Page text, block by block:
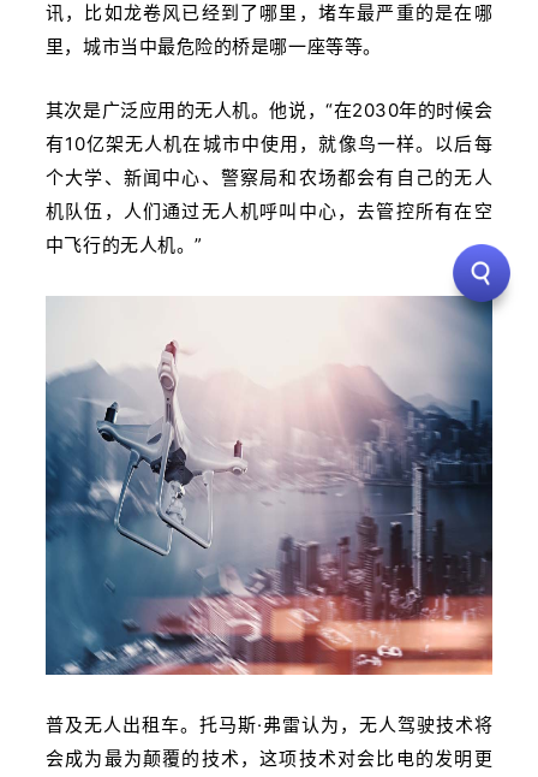
讯，比如龙卷风已经到了哪里，堵车最严重的是在哪
里，城市当中最危险的桥是哪一座等等。
其次是广泛应用的无人机。他说，“在2030年的时候会
有10亿架无人机在城市中使用，就像鸟一样。以后每
个大学、新闻中心、警察局和农场都会有自己的无人
机队伍，人们通过无人机呼叫中心，去管控所有在空
中飞行的无人机。”
普及无人出租车。托马斯·弗雷认为，无人驾驶技术将
会成为最为颠覆的技术，这项技术对会比电的发明更